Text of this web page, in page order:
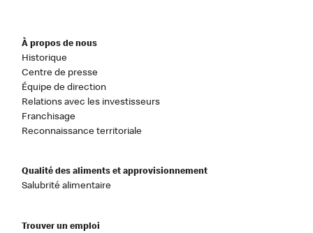
À propos de nous
Historique
Centre de presse
Équipe de direction
Relations avec les investisseurs
Franchisage
Reconnaissance territoriale
Qualité des aliments et approvisionnement
Salubrité alimentaire
Trouver un emploi